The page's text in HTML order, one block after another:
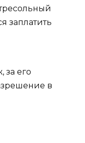
заплатить
за его
в